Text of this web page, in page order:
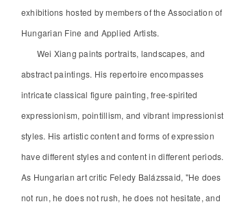
exhibitions hosted by members of the Association of
Hungarian Fine and Applied Artists.
Wei Xiang paints portraits, landscapes, and
abstract paintings. His repertoire encompasses
intricate classical figure painting, free-spirited
expressionism, pointillism, and vibrant impressionist
styles. His artistic content and forms of expression
have different styles and content in different periods.
As Hungarian art critic Feledy Balázssaid, "He does
not run, he does not rush, he does not hesitate, and